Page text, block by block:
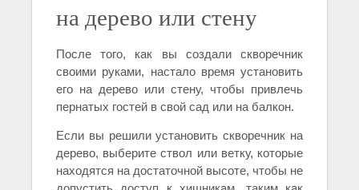
на дерево или стену
После того, как вы создали скворечник
своими руками, настало время установить
его на дерево или стену, чтобы привлечь
пернатых гостей в свой сад или на балкон.
Если вы решили установить скворечник на
дерево, выберите ствол или ветку, которые
находятся на достаточной высоте, чтобы не